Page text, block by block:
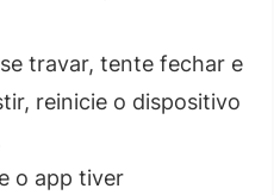
se travar, tente fechar e
reinicie o dispositivo
o app tiver